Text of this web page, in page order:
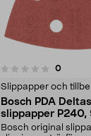
0
Slippapper och
Bosch PDA
slippapper P240,
pack
Bosch original